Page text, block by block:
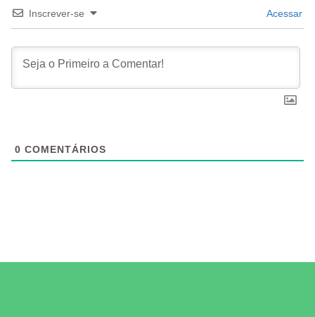
Inscrever-se Acessar
0 COMENTÁRIOS